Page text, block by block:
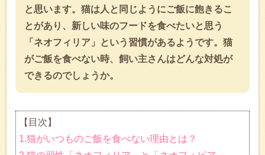
と思います。猫は人と同じようにご飯に飽きるこ
とがあり、新しい味のフードを食べたいと思う
「ネオフィリア」という習慣があるようです。猫
がご飯を食べない時、飼い主さんはどんな対処が
できるのでしょうか。
【目次】
1.猫がいつものご飯を食べない理由とは？